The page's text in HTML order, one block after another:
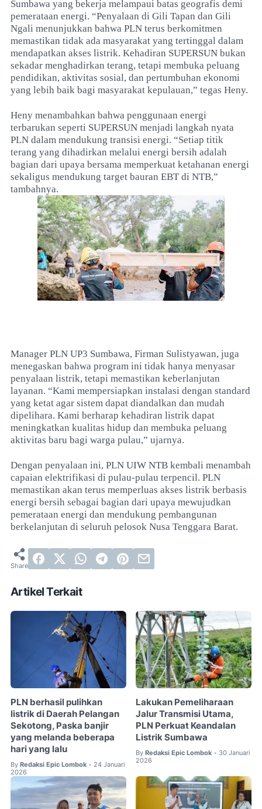
Sumbawa yang bekerja melampaui batas geografis demi
pemerataan energi. “Penyalaan di Gili Tapan dan Gili
Ngali menunjukkan bahwa PLN terus berkomitmen
memastikan tidak ada masyarakat yang tertinggal dalam
mendapatkan akses listrik. Kehadiran SUPERSUN bukan
sekadar menghadirkan terang, tetapi membuka peluang
pendidikan, aktivitas sosial, dan pertumbuhan ekonomi
yang lebih baik bagi masyarakat kepulauan,” tegas Heny.
Heny menambahkan bahwa penggunaan energi
terbarukan seperti SUPERSUN menjadi langkah nyata
PLN dalam mendukung transisi energi. “Setiap titik
terang yang dihadirkan melalui energi bersih adalah
bagian dari upaya bersama memperkuat ketahanan energi
sekaligus mendukung target bauran EBT di NTB,”
tambahnya.
Manager PLN UP3 Sumbawa, Firman Sulistyawan, juga
menegaskan bahwa program ini tidak hanya menyasar
penyalaan listrik, tetapi memastikan keberlanjutan
layanan. “Kami mempersiapkan instalasi dengan standard
yang ketat agar sistem dapat diandalkan dan mudah
dipelihara. Kami berharap kehadiran listrik dapat
meningkatkan kualitas hidup dan membuka peluang
aktivitas baru bagi warga pulau,” ujarnya.
Dengan penyalaan ini, PLN UIW NTB kembali menambah
capaian elektrifikasi di pulau-pulau terpencil. PLN
memastikan akan terus memperluas akses listrik berbasis
energi bersih sebagai bagian dari upaya mewujudkan
pemerataan energi dan mendukung pembangunan
berkelanjutan di seluruh pelosok Nusa Tenggara Barat.
Artikel Terkait
PLN berhasil pulihkan
listrik di Daerah Pelangan
Sekotong, Paska banjir
yang melanda beberapa
hari yang lalu
By Redaksi Epic Lombok • 24 Januari
2026
Lakukan Pemeliharaan
Jalur Transmisi Utama,
PLN Perkuat Keandalan
Listrik Sumbawa
By Redaksi Epic Lombok • 30 Januari
2026